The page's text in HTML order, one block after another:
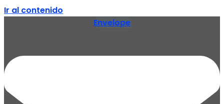
Ir al contenido
Envelope